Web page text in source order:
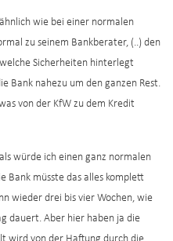
wie bei einer normalen
zu seinem Bankberater, (..) den
Sicherheiten hinterlegt
Bank nahezu um den ganzen Rest.
von der KfW zu dem Kredit
würde ich einen ganz normalen
Bank müsste das alles komplett
wieder drei bis vier Wochen, wie
dauert. Aber hier haben ja die